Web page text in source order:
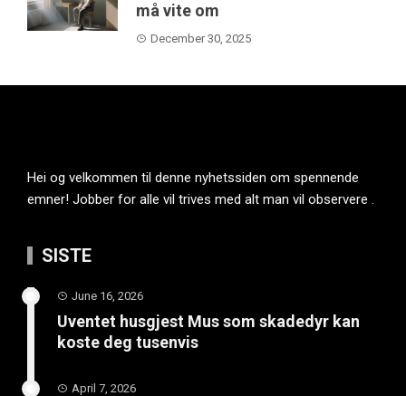
må vite om
December 30, 2025
Hei og velkommen til denne nyhetssiden om spennende
emner! Jobber for alle vil trives med alt man vil observere .
SISTE
June 16, 2026
Uventet husgjest Mus som skadedyr kan
koste deg tusenvis
April 7, 2026